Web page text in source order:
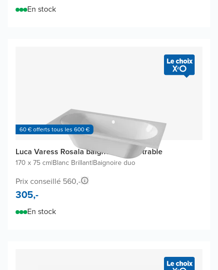
En stock
60 € offerts tous les 600 €
Luca Varess Rosala baignoire encastrable
170 x 75 cm|Blanc Brillant|Baignoire duo
Prix conseillé 560,-
305,-
En stock